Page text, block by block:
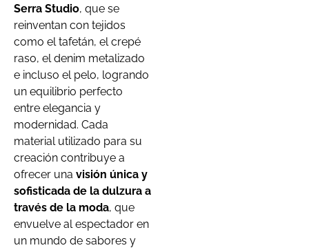
Serra Studio, que se
reinventan con tejidos
como el tafetán, el crepé
raso, el denim metalizado
e incluso el pelo, logrando
un equilibrio perfecto
entre elegancia y
modernidad. Cada
material utilizado para su
creación contribuye a
ofrecer una visión única y
sofisticada de la dulzura a
través de la moda, que
envuelve al espectador en
un mundo de sabores y